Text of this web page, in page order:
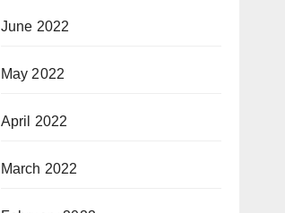
June 2022
May 2022
April 2022
March 2022